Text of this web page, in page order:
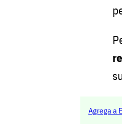
Agrega a